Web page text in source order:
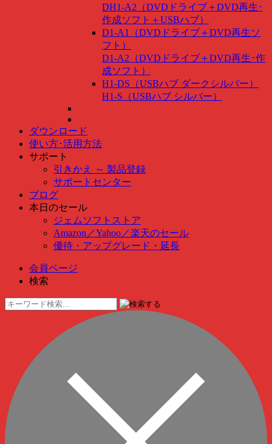
DH1-A2（DVDドライブ＋DVD再生･
作成ソフト＋USBハブ）
D1-A1（DVDドライブ＋DVD再生ソ
フト）
D1-A2（DVDドライブ＋DVD再生･作
成ソフト）
H1-DS（USBハブ ダークシルバー）
H1-S（USBハブ シルバー）
ダウンロード
使い方･活用方法
サポート
引きかえ ～ 製品登録
サポートセンター
ブログ
本日のセール
ジェムソフトストア
Amazon ／Yahoo ／楽天のセール
優待・アップグレード・延長
会員ページ
検索